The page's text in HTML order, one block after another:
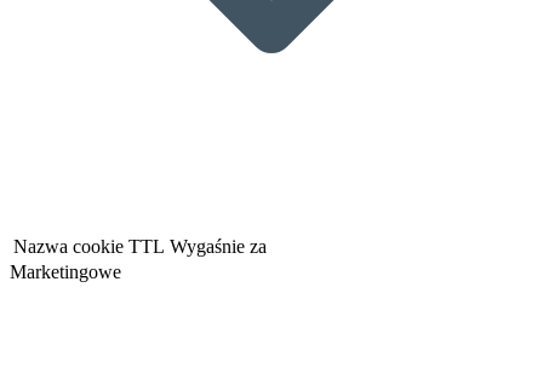
Nazwa cookie TTL Wygaśnie za
Marketingowe